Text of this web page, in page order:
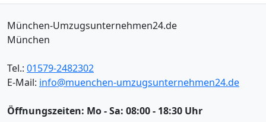
München-Umzugsunternehmen24.de
München
Tel.: 01579-2482302
E-Mail: info@muenchen-umzugsunternehmen24.de
Öffnungszeiten: Mo - Sa: 08:00 - 18:30 Uhr